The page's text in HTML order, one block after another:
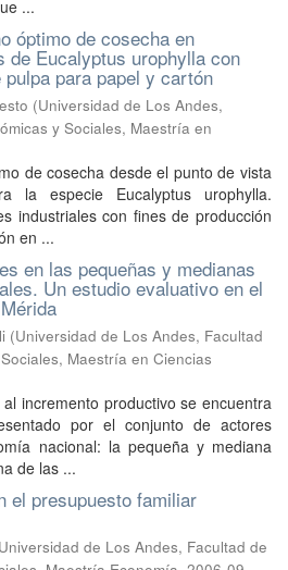
...
óptimo de cosecha en
de Eucalyptus urophylla con
para papel y cartón
(Universidad de Los Andes,
y Sociales, Maestría en
de cosecha desde el punto de vista
la especie Eucalyptus urophylla.
industriales con fines de producción
en ...
en las pequeñas y medianas
Un estudio evaluativo en el
(Universidad de Los Andes, Facultad
Maestría en Ciencias
incremento productivo se encuentra
por el conjunto de actores
nacional: la pequeña y mediana
de las ...
el presupuesto familiar
Universidad de Los Andes, Facultad de